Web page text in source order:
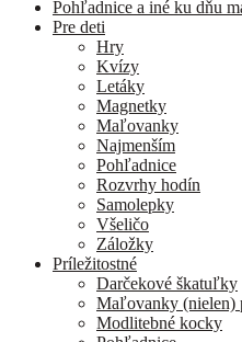
Pohľadnice a iné ku dňu
Pre deti
Hry
Kvízy
Letáky
Magnetky
Maľovanky
Najmenším
Pohľadnice
Rozvrhy hodín
Samolepky
Všeličo
Záložky
Príležitostné
Darčekové škatuľky
Maľovanky (nielen)
Modlitebné kocky